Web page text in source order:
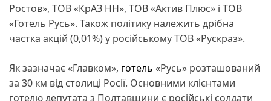
Ростов», ТОВ «КрАЗ НН», ТОВ «Актив Плюс» і ТОВ
«Готель Русь». Також політику належить дрібна
частка акцій (0,01%) у російському ТОВ «Рускраз».
Як зазначає «Главком», готель «Русь» розташований
за 30 км від столиці Росії. Основними клієнтами
готелю депутата з Полтавщини є російські солдати